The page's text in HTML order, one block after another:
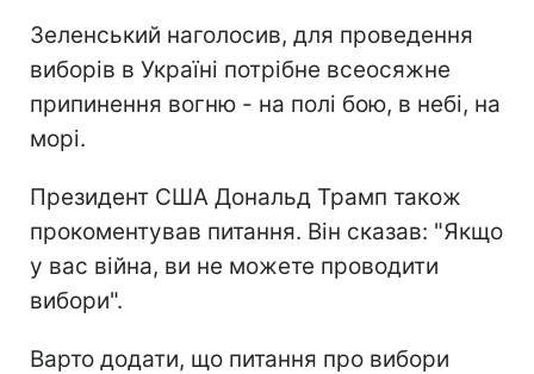
Зеленський наголосив, для проведення
виборів в Україні потрібне всеосяжне
припинення вогню - на полі бою, в небі, на
морі.
Президент США Дональд Трамп також
прокоментував питання. Він сказав: "Якщо
у вас війна, ви не можете проводити
вибори".
Варто додати, що питання про вибори